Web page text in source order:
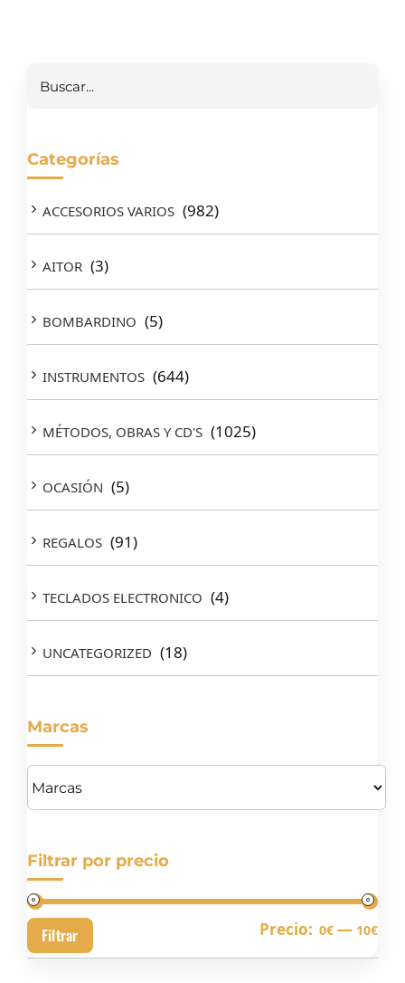
Categorías
ACCESORIOS VARIOS (982)
AITOR (3)
BOMBARDINO (5)
INSTRUMENTOS (644)
MÉTODOS, OBRAS Y CD'S (1025)
OCASIÓN (5)
REGALOS (91)
TECLADOS ELECTRONICO (4)
UNCATEGORIZED (18)
Marcas
Filtrar por precio
Filtrar Precio: 0€ — 10€